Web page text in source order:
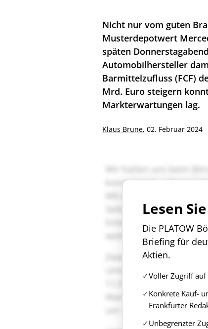
Nicht nur vom guten
Musterdepotwert
späten
Automobilhersteller
Barmittelzufluss (FCF)
Mrd. Euro steigern
Markterwartungen lag.
Klaus Brune, 02. Februar 2024
Lesen
Die PLATOW
Briefing für
Aktien.
Voller Zugriff auf
Konkrete Kauf-
Frankfurter
Unbegrenzter